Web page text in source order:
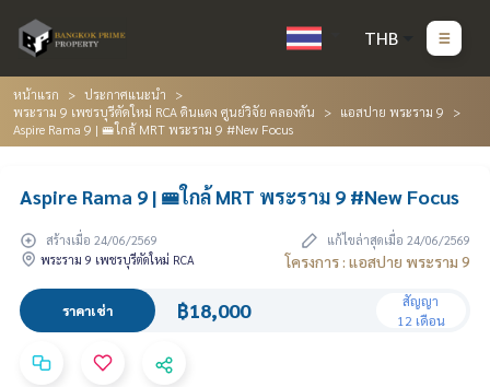
THB
หน้าแรก
ประกาศแนะนำ
พระราม 9 เพชรบุรีตัดใหม่ RCA ดินแดง ศูนย์วิจัย คลองตัน
แอสปาย พระราม 9
Aspire Rama 9 | 🚝ใกล้ MRT พระราม 9 #New Focus
Aspire Rama 9 | 🚝ใกล้ MRT พระราม 9 #New Focus
สร้างเมื่อ 24/06/2569
แก้ไขล่าสุดเมื่อ 24/06/2569
พระราม 9 เพชรบุรีตัดใหม่ RCA
โครงการ : แอสปาย พระราม 9
ราคาเช่า ฿18,000
สัญญา
12 เดือน